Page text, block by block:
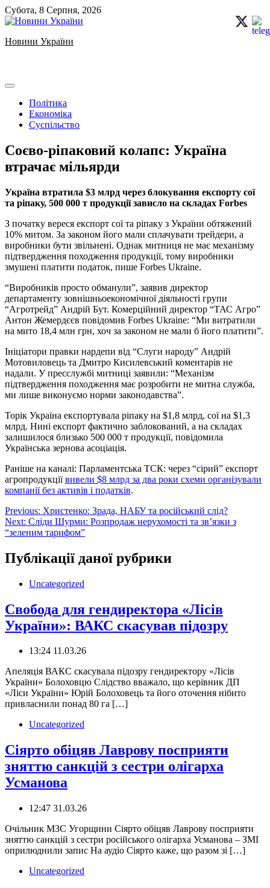
Skip
to
Субота, 8 Серпня, 2026
Новини України
Політика
Економіка
Суспільство
Соєво-ріпаковий колапс: Україна
втрачає мільярди
Україна втратила $3 млрд через блокування експорту сої
та ріпаку, 500 000 т продукції зависло на складах Forbes
З початку вереся експорт сої та ріпаку з України обтяжений
10% митом. За законом його мали сплачувати трейдери, а
виробники бути звільнені. Однак митниця не має механізму
підтвердження походження продукції, тому виробники
змушені платити податок, пише Forbes Ukraine.
“Виробників просто обманули”, заявив директор
департаменту зовнішньоекономічної діяльності групи
“Агротрейд” Андрій Бут. Комерційний директор “ТАС Агро”
Антон Жемердєєв повідомив Forbes Ukraine: “Ми витратили
на мито 18,4 млн грн, хоч за законом не мали б його платити”.
Ініціатори правки нардепи від “Слуги народу” Андрій
Мотовиловець та Дмитро Кисилевський коментарів не
надали. У пресслужбі митниці заявили: “Механізм
підтвердження походження має розробити не митна служба,
ми лише виконуємо норми законодавства”.
Торік Україна експортувала ріпаку на $1,8 млрд, сої на $1,3
млрд. Нині експорт фактично заблокований, а на складах
залишилося близько 500 000 т продукції, повідомила
Українська зернова асоціація.
Раніше на каналі: Парламентська ТСК: через “сірий” експорт
агропродукціївивели $8 млрд за два роки схеми організували
компанії без активів і податків.
Навігація
записів
Previous: Христенко: Зрада, НАБУ та російський слід?
Next: Сліди Шурми: Розпродаж нерухомості та зв’язки з
“зеленим тарифом”
Публікації даної рубрики
Uncategorized
Свобода для гендиректора «Лісів
України»: ВАКС скасував підозру
13:24 11.03.26
️Апеляція ВАКС скасувала підозру гендиректору «Лісів
України» Болоховцю Слідство вважало, що керівник ДП
«Ліси України» Юрій Болоховець та його оточення нібито
привласнили понад 80 га […]
Uncategorized
Сіярто обіцяв Лаврову посприяти
зняттю санкцій з сестри олігарха
Усманова
12:47 31.03.26
Очільник МЗС Угорщини Сіярто обіцяв Лаврову посприяти
зняттю санкцій з сестри російського олігарха Усманова – ЗМІ
оприлюднили запис На аудіо Сіярто каже, що разом зі […]
Uncategorized